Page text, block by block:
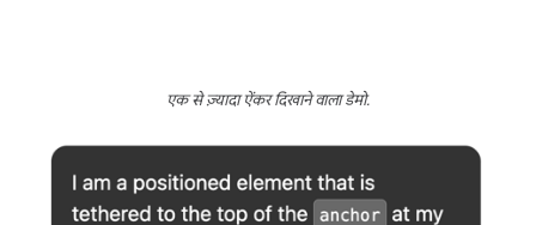
एक से ज़्यादा ऐंकर दिखाने वाला डेमो.